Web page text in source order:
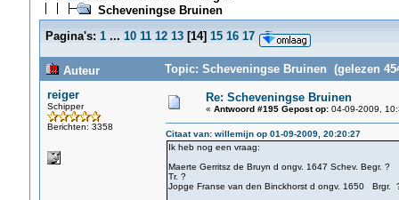
Scheveningse Bruinen
Pagina's: 1 ... 10 11 12 13[14] 15 16 17
Auteur
Topic: Scheveningse Bruinen (gelezen
reiger
Schipper
Berichten: 3358
Re: Scheveningse Bruinen
« Antwoord #195 Gepost op:04-09-2009,
Citaat van: willemijn op 01-09-2009, 20:20:27
Ik heb nog een vraag:
Maerte Gerritsz de Bruyn d ongv. 1647 Schev. Begr. ?
Tr. ?
Jopge Franse van den Binckhorst d ongv. 1650 Brgr.